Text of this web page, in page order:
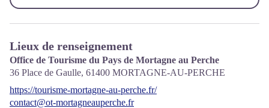
Lieux de renseignement
Office de Tourisme du Pays de Mortagne au Perche
36 Place de Gaulle, 61400 MORTAGNE-AU-PERCHE
https://tourisme-mortagne-au-perche.fr/
contact@ot-mortagneauperche.fr